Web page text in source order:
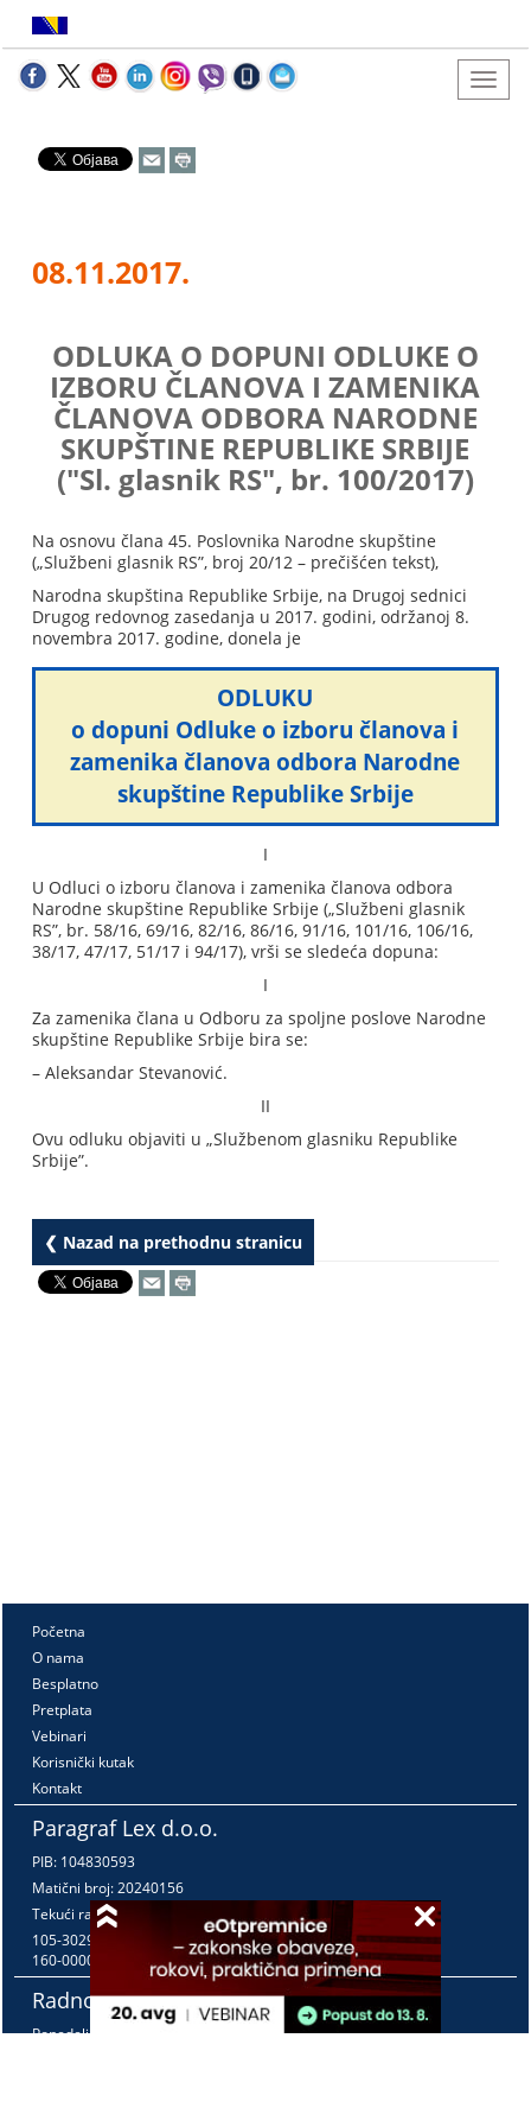
08.11.2017.
ODLUKA O DOPUNI ODLUKE O
IZBORU ČLANOVA I ZAMENIKA
ČLANOVA ODBORA NARODNE
SKUPŠTINE REPUBLIKE SRBIJE
("Sl. glasnik RS", br. 100/2017)
Na osnovu člana 45. Poslovnika Narodne skupštine
(„Službeni glasnik RS”, broj 20/12 – prečišćen tekst),
Narodna skupština Republike Srbije, na Drugoj sednici
Drugog redovnog zasedanja u 2017. godini, održanoj 8.
novembra 2017. godine, donela je
ODLUKU
o dopuni Odluke o izboru članova i
zamenika članova odbora Narodne
skupštine Republike Srbije
I
U Odluci o izboru članova i zamenika članova odbora
Narodne skupštine Republike Srbije („Službeni glasnik
RS”, br. 58/16, 69/16, 82/16, 86/16, 91/16, 101/16, 106/16,
38/17, 47/17, 51/17 i 94/17), vrši se sledeća dopuna:
I
Za zamenika člana u Odboru za spoljne poslove Narodne
skupštine Republike Srbije bira se:
– Aleksandar Stevanović.
II
Ovu odluku objaviti u „Službenom glasniku Republike
Srbije”.
❮ Nazad na prethodnu stranicu
Početna
O nama
Besplatno
Pretplata
Vebinari
Korisnički kutak
Kontakt
Paragraf Lex d.o.o.
PIB: 104830593
Matični broj: 20240156
Tekući račun:
105-3029346-18
160-0000000380290-23
Radno vreme:
Ponedeljak - petak